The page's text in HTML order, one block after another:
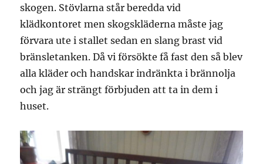
skogen. Stövlarna står beredda vid
klädkontoret men skogskläderna måste jag
förvara ute i stallet sedan en slang brast vid
bränsletanken. Då vi försökte få fast den så blev
alla kläder och handskar indränkta i brännolja
och jag är strängt förbjuden att ta in dem i
huset.